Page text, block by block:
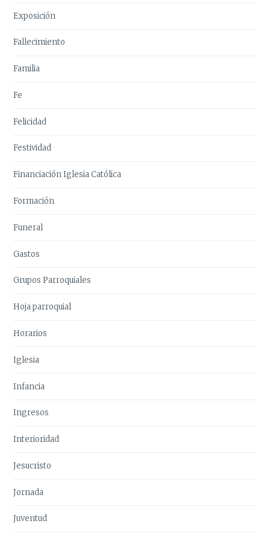
Exposición
Fallecimiento
Familia
Fe
Felicidad
Festividad
Financiación Iglesia Católica
Formación
Funeral
Gastos
Grupos Parroquiales
Hoja parroquial
Horarios
Iglesia
Infancia
Ingresos
Interioridad
Jesucristo
Jornada
Juventud